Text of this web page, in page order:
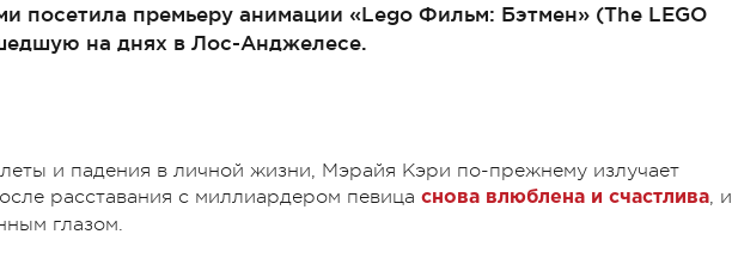
посетила премьеру анимации «Lego Фильм: Бэтмен» (The LEGO
на днях в Лос-Анджелесе.
и падения в личной жизни, Мэрайя Кэри по-прежнему излучает
расставания с миллиардером певица снова влюблена и счастлива, и
глазом.